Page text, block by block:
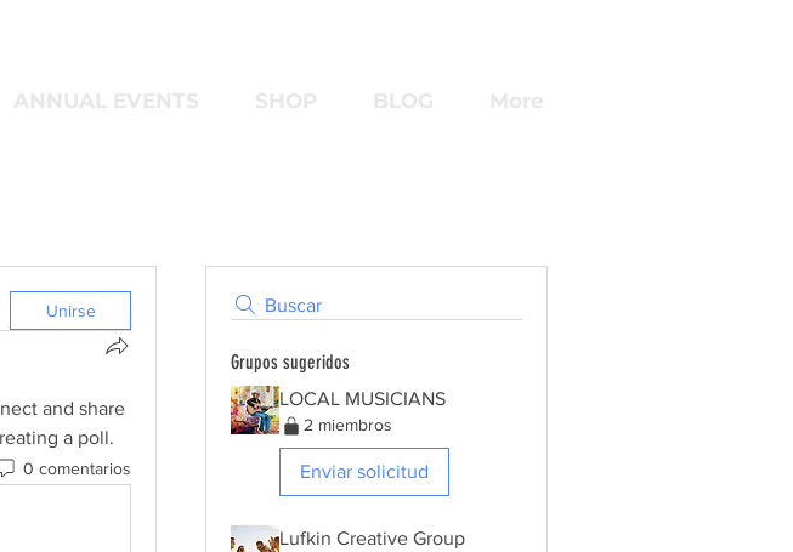
ANNUAL EVENTS SHOP BLOG More
Buscar
Grupos sugeridos
LOCAL MUSICIANS
2 miembros
Enviar solicitud
Lufkin Creative Group
Unirse
and share
a poll.
0 comentarios